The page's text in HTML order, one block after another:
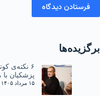
فرستادن دیدگاه
برگزیده‌ها
پزشکیان با
۱۵ مرداد ۱۴۰۵